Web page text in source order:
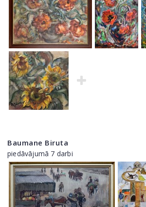
Baumane Biruta
piedāvājumā 7 darbi